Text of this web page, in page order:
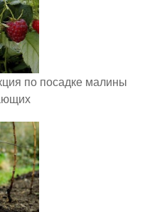
по посадке малины